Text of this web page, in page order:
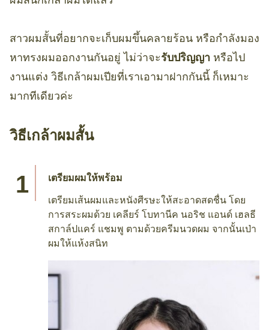
สาวผมสั้นที่อยากจะเก็บผมขึ้นคลายร้อน หรือกำลังมอง
หาทรงผมออกงานกันอยู่ ไม่ว่าจะรับปริญญา หรือไป
งานแต่ง วิธีเกล้าผมเปียที่เราเอามาฝากกันนี้ ก็เหมาะ
มากทีเดียวค่ะ
วิธีเกล้าผมสั้น
เตรียมผมให้พร้อม
เตรียมเส้นผมและหนังศีรษะให้สะอาดสดชื่น โดย
การสระผมด้วย เคลียร์ โบทานีค นอริช แอนด์ เฮลธี
สกาล์ปแคร์ แชมพู ตามด้วยครีมนวดผม จากนั้นเป่า
ผมให้แห้งสนิท